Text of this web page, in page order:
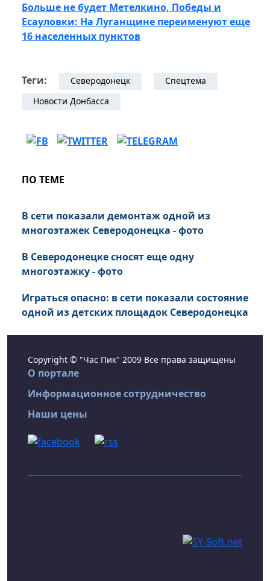
Больше не будет Метелкино, Победы и
Есауловки: На Луганщине переименуют еще
16 населенных пунктов
Теги: Северодонецк
Спецтема
Новости Донбасса
ПО ТЕМЕ
В сети показали демонтаж одной из
многоэтажек Северодонецка - фото
В Северодонецке сносят еще одну
многоэтажку - фото
Играться опасно: в сети показали состояние
одной из детских площадок Северодонецка
Copyright © "Час Пик" 2009 Все права защищены
О портале
Информационное сотрудничество
Наши цены